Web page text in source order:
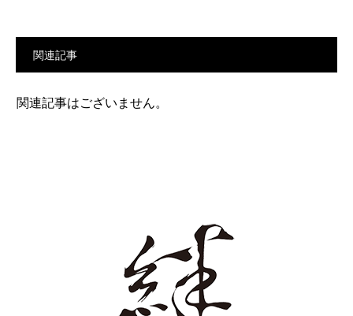
関連記事
関連記事はございません。